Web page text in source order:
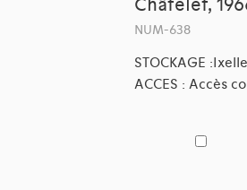
Châtelet,
NUM-638
STOCKAGE
ACCES : Accès